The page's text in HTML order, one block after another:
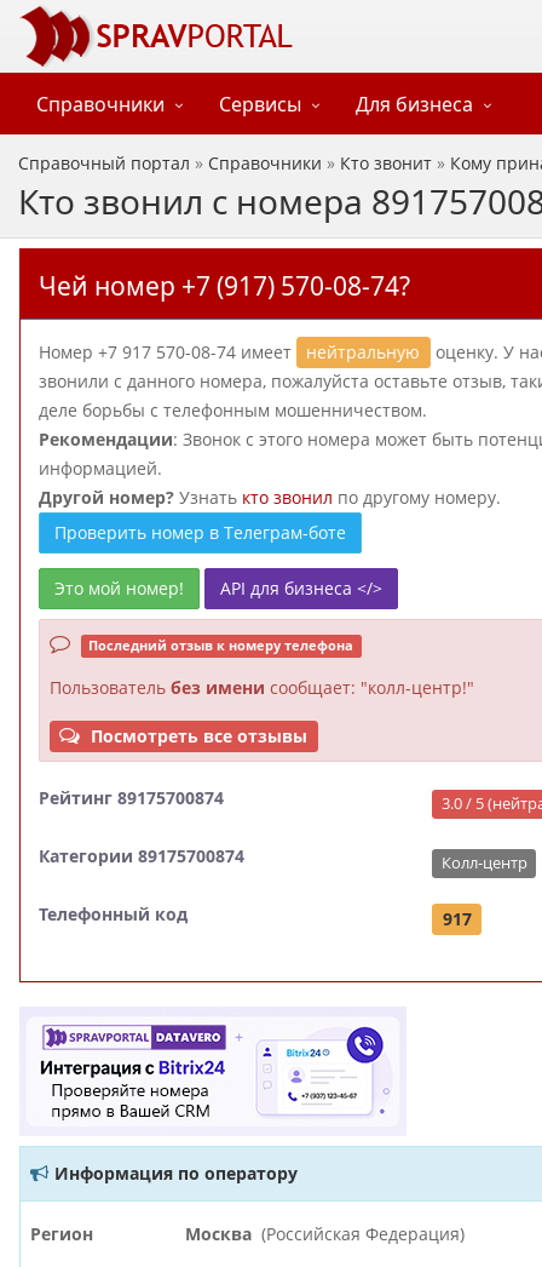
Справочники Сервисы Для бизнеса
Справочный портал » Справочники » Кто звонит » Кому
Кто звонил с номера
Чей номер +7 (917) 570-08-74?
Номер +7 917 570-08-74 имеет нейтральную
оценку. У
звонили с данного номера, пожалуйста оставьте отзыв,
деле борьбы с телефонным мошенничеством.
Рекомендации: Звонок с этого номера может быть
информацией.
Другой номер? Узнать кто звонил по другому номеру.
Проверить номер в Телеграм-боте
Это мой номер! API для бизнеса </>
Последний отзыв к номеру телефона
Пользователь без имени сообщает: "колл-центр!"
Посмотреть все отзывы
Рейтинг 89175700874 3.0 / 5
Категории 89175700874 Колл-центр
Телефонный код 917
Информация по оператору
Регион Москва (Российская Федерация)